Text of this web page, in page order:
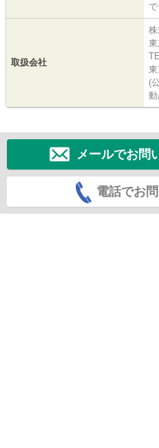
取扱会社
(
メールでお問
電話でお